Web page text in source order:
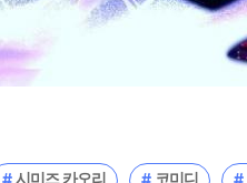
시미즈 카오리 코미디